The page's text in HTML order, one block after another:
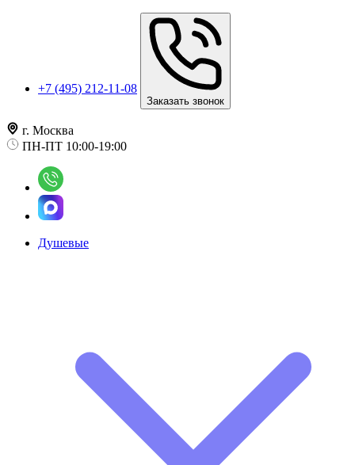
+7 (495) 212-11-08
Заказать звонок
г. Москва
ПН-ПТ 10:00-19:00
Душевые